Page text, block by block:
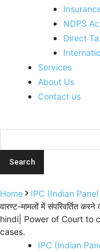
NDPS
Direct
Services
About Us
Contact us
Home IPC (Indian
वारण्ट-मामलों में संपरिवर्तित
hindi| Power of Court to
cases.
IPC (Indian